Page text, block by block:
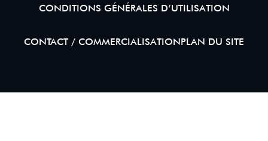
CONDITIONS GÉNÉRALES D’UTILISATION
CONTACT / COMMERCIALISATIONPLAN DU SITE